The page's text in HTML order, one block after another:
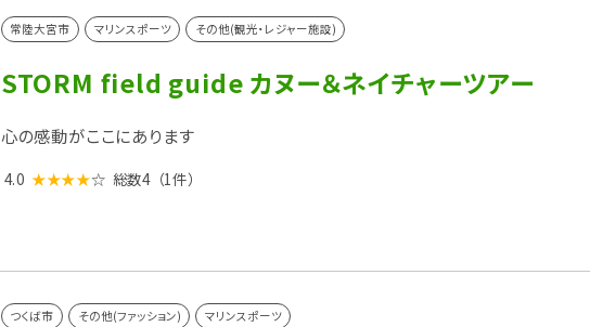
常陸大宮市 マリンスポーツ その他(観光・レジャー施設)
STORM field guide カヌー＆ネイチャーツアー
心の感動がここにあります
4.0 ★★★★☆ 総数4 （1件）
つくば市 その他(ファッション) マリンスポーツ